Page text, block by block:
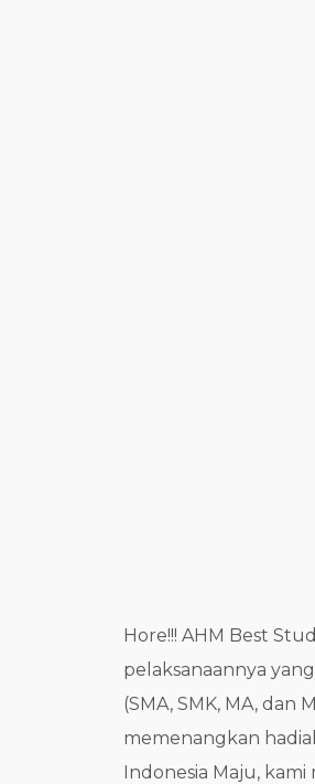
Hore!!! AHM Best
pelaksanaannya
(SMA, SMK, MA, dan
memenangkan
Indonesia Maju,